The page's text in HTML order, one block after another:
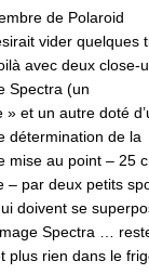
de Polaroid
vider quelques
avec deux close-
Spectra (un
» et un autre doté
détermination de la
mise au point – 25
– par deux petits
doivent se
Spectra …
plus rien dans le